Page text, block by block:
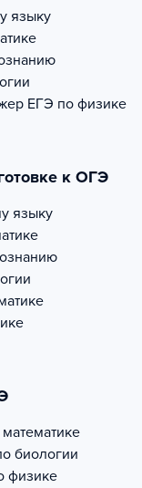
языку
ЕГЭ по физике
к ОГЭ
языку
биологии
физике